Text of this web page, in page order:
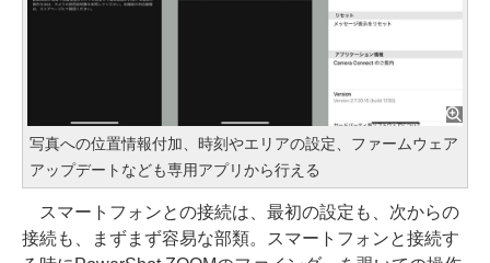
写真への位置情報付加、時刻やエリアの設定、ファームウェア
アップデートなども専用アプリから行える
スマートフォンとの接続は、最初の設定も、次からの
接続も、まずまず容易な部類。スマートフォンと接続す